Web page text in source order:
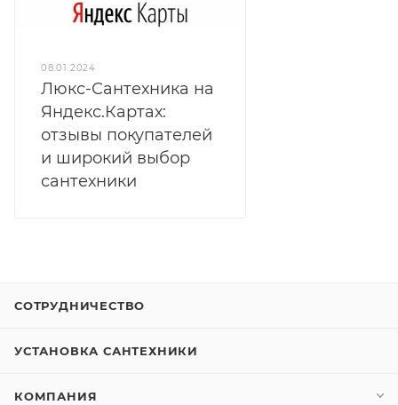
08.01.2024
Люкс-Сантехника на
Яндекс.Картах:
отзывы покупателей
и широкий выбор
сантехники
СОТРУДНИЧЕСТВО
УСТАНОВКА САНТЕХНИКИ
КОМПАНИЯ